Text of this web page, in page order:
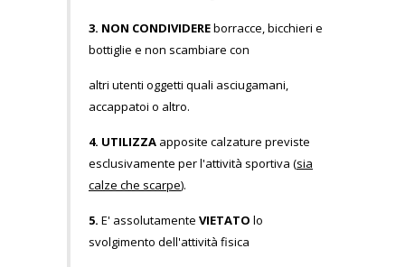
3. NON CONDIVIDEREborracce, bicchieri e
bottiglie e non scambiare con
altri utenti oggetti quali asciugamani,
accappatoi o altro.
4. UTILIZZA apposite calzature previste
esclusivamente per l'attività sportiva (sia
calze che scarpe).
5. E' assolutamente VIETATO lo
svolgimento dell'attività fisica